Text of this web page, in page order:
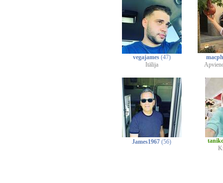
vegajames (47)
Itālija
James1967 (56)